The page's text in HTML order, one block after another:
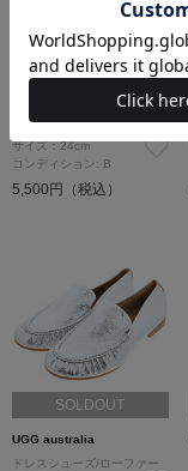
サイズ：24cm
コンディション: B
5,500円（税込）
SOLDOUT
UGG australia
ドレスシューズ/ローファー